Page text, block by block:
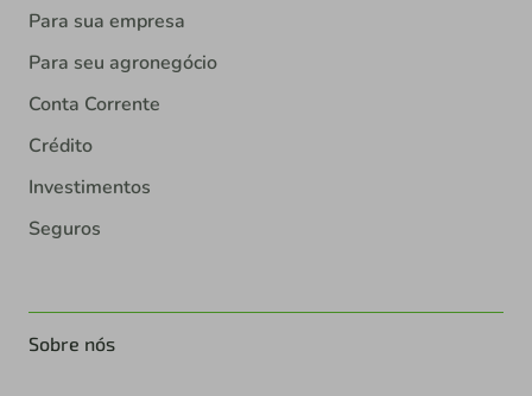
Para sua empresa
Para seu agronegócio
Conta Corrente
Crédito
Investimentos
Seguros
Sobre nós